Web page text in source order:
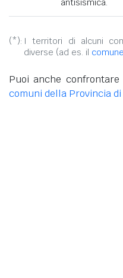
antisismica.
(*): I territori di alcuni
diverse (ad es. il
Puoi anche
comuni della Provincia